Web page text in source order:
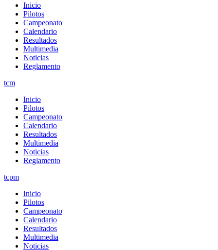
Inicio
Pilotos
Campeonato
Calendario
Resultados
Multimedia
Noticias
Reglamento
tcm
Inicio
Pilotos
Campeonato
Calendario
Resultados
Multimedia
Noticias
Reglamento
tcpm
Inicio
Pilotos
Campeonato
Calendario
Resultados
Multimedia
Noticias